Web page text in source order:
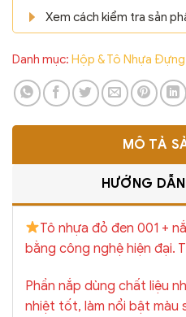
Xem cách kiểm tra sản
Danh mục: Hộp & Tô Nhựa
MÔ TẢ
HƯỚNG
Tô nhựa đỏ đen 001 +
bằng công nghệ hiện đại.
Phần nắp dùng chất liệu
nhiệt tốt, làm nổi bật màu